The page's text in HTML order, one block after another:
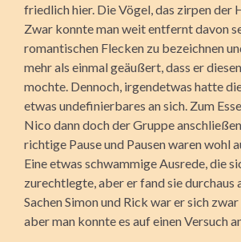
friedlich hier. Die Vögel, das zirpen der
Zwar konnte man weit entfernt davon
romantischen Flecken zu bezeichnen
mehr als einmal geäußert, dass er
mochte. Dennoch, irgendetwas hatte
etwas undefinierbares an sich. Zum
Nico dann doch der Gruppe
richtige Pause und Pausen waren wohl
Eine etwas schwammige Ausrede, die
zurechtlegte, aber er fand sie durchaus
Sachen Simon und Rick war er sich
aber man konnte es auf einen Versuch